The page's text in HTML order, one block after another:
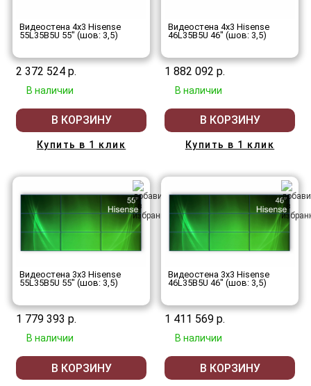
Видеостена 4x3 Hisense
55L35B5U 55" (шов: 3,5)
2 372 524 р.
В наличии
В КОРЗИНУ
Купить в 1 клик
Видеостена 4x3 Hisense
46L35B5U 46" (шов: 3,5)
1 882 092 р.
В наличии
В КОРЗИНУ
Купить в 1 клик
Видеостена 3x3 Hisense
55L35B5U 55" (шов: 3,5)
1 779 393 р.
В наличии
В КОРЗИНУ
Видеостена 3x3 Hisense
46L35B5U 46" (шов: 3,5)
1 411 569 р.
В наличии
В КОРЗИНУ